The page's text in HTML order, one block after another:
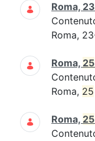
Roma,
Roma,
Roma, 25
Roma, 25
Roma, 25